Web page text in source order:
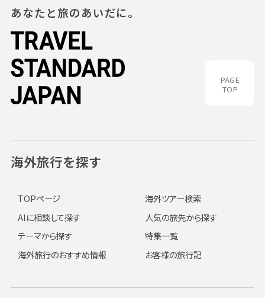
PAGE
TOP
あなたと旅のあいだに。
海外旅行を探す
TOPページ
海外ツアー検索
AIに相談して探す
人気の旅先から探す
テーマから探す
特集一覧
海外旅行のおすすめ情報
お客様の旅行記